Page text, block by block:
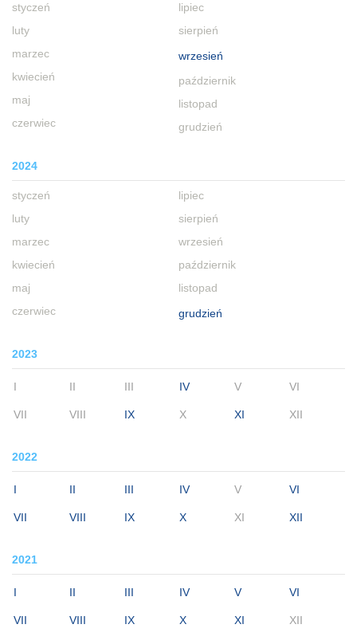
styczeń
luty
marzec
kwiecień
maj
czerwiec
lipiec
sierpień
wrzesień
październik
listopad
grudzień
2024
styczeń
luty
marzec
kwiecień
maj
czerwiec
lipiec
sierpień
wrzesień
październik
listopad
grudzień
2023
I II III IV V VI
VII VIII IX X XI XII
2022
I II III IV V VI
VII VIII IX X XI XII
2021
I II III IV V VI
VII VIII IX X XI XII